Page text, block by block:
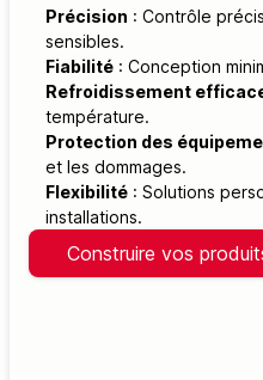
Précision : Contrôle
sensibles.
Fiabilité : Conception
Refroidissement
température.
Protection des
et les dommages.
Flexibilité : Solutions
installations.
Construire vos